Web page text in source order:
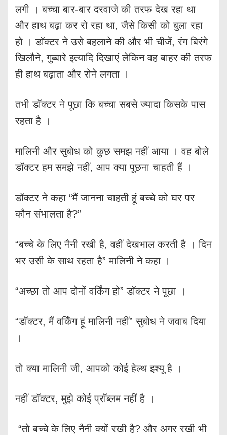
लगी । बच्चा बार-बार दरवाजे की तरफ देख रहा था
और हाथ बढ़ा कर रो रहा था, जैसे किसी को बुला रहा
हो । डॉक्टर ने उसे बहलाने की और भी चीजें, रंग बिरंगे
खिलौने, गुब्बारे इत्यादि दिखाएं लेकिन वह बाहर की तरफ
ही हाथ बढ़ाता और रोने लगता ।
तभी डॉक्टर ने पूछा कि बच्चा सबसे ज्यादा किसके पास
रहता है ।
मालिनी और सुबोध को कुछ समझ नहीं आया । वह बोले
डॉक्टर हम समझे नहीं, आप क्या पूछना चाहती हैं ।
डॉक्टर ने कहा “मैं जानना चाहती हूं बच्चे को घर पर
कौन संभालता है?”
“बच्चे के लिए नैनी रखी है, वहीं देखभाल करती है । दिन
भर उसी के साथ रहता है” मालिनी ने कहा ।
“अच्छा तो आप दोनों वर्किंग हो” डॉक्टर ने पूछा ।
“डॉक्टर, मैं वर्किंग हूं मालिनी नहीं” सुबोध ने जवाब दिया
।
तो क्या मालिनी जी, आपको कोई हेल्थ इश्यू है ।
नहीं डॉक्टर, मुझे कोई प्रॉब्लम नहीं है ।
“तो बच्चे के लिए नैनी क्यों रखी है? और अगर रखी भी